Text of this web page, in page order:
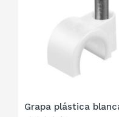
Grapa plástica